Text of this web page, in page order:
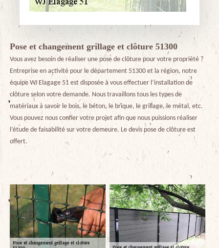
Pose et changement grillage et clôture 51300
Vous avez besoin de réaliser une pose de clôture pour votre propriété ?
Entreprise en activité pour le département 51300 et la région, notre
équipe WJ Elagage 51 est disposée à vous effectuer l’installation de
clôture selon votre demande. Nous travaillons tous les types de
matériaux à savoir le bois, le béton, le brique, le grillage, le métal, etc.
Vous pouvez nous confier votre projet afin que nous puissions réaliser
l’étude de faisabilité sur votre demeure. Le devis pose de clôture est
offert.